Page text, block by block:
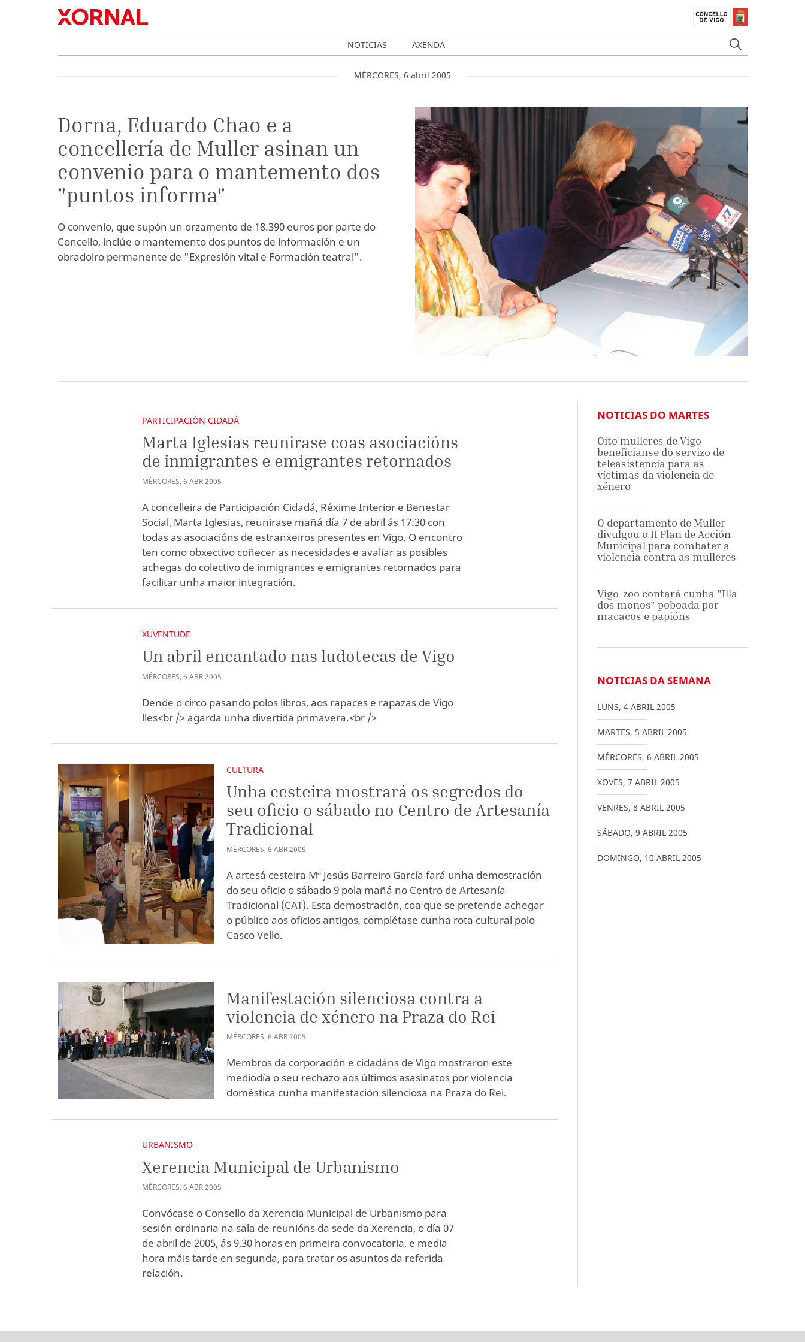
NOTICIAS AXENDA
MÉRCORES, 6 abril 2005
Dorna, Eduardo Chao e a
concellería de Muller asinan un
convenio para o mantemento dos
"puntos informa"
O convenio, que supón un orzamento de 18.390 euros por parte do
Concello, inclúe o mantemento dos puntos de información e un
obradoiro permanente de "Expresión vital e Formación teatral".
PARTICIPACIÓN CIDADÁ
Marta Iglesias reunirase coas asociacións
de inmigrantes e emigrantes retornados
MÉRCORES,6 ABR2005
A concelleira de Participación Cidadá, Réxime Interior e Benestar
Social, Marta Iglesias, reunirase mañá día 7 de abril ás 17:30 con
todas as asociacións de estranxeiros presentes en Vigo. O encontro
ten como obxectivo coñecer as necesidades e avaliar as posibles
achegas do colectivo de inmigrantes e emigrantes retornados para
facilitar unha maior integración.
XUVENTUDE
Un abril encantado nas ludotecas de Vigo
MÉRCORES,6 ABR2005
Dende o circo pasando polos libros, aos rapaces e rapazas de Vigo
lles<br /> agarda unha divertida primavera.<br />
CULTURA
Unha cesteira mostrará os segredos do
seu oficio o sábado no Centro de Artesanía
Tradicional
MÉRCORES,6 ABR2005
A artesá cesteira Mª Jesús Barreiro García fará unha demostración
do seu oficio o sábado 9 pola mañá no Centro de Artesanía
Tradicional (CAT). Esta demostración, coa que se pretende achegar
o público aos oficios antigos, complétase cunha rota cultural polo
Casco Vello.
Manifestación silenciosa contra a
violencia de xénero na Praza do Rei
MÉRCORES,6 ABR2005
Membros da corporación e cidadáns de Vigo mostraron este
mediodía o seu rechazo aos últimos asasinatos por violencia
doméstica cunha manifestación silenciosa na Praza do Rei.
URBANISMO
Xerencia Municipal de Urbanismo
MÉRCORES,6 ABR2005
Convócase o Consello da Xerencia Municipal de Urbanismo para
sesión ordinaria na sala de reunións da sede da Xerencia, o día 07
de abril de 2005, ás 9,30 horas en primeira convocatoria, e media
hora máis tarde en segunda, para tratar os asuntos da referida
relación.
NOTICIAS DO MARTES
Oito mulleres de Vigo
benefícianse do servizo de
teleasistencia para as
víctimas da violencia de
xénero
O departamento de Muller
divulgou o II Plan de Acción
Municipal para combater a
violencia contra as mulleres
Vigo-zoo contará cunha "Illa
dos monos" poboada por
macacos e papións
NOTICIAS DA SEMANA
LUNS, 4 ABRIL 2005
MARTES, 5 ABRIL 2005
MÉRCORES, 6 ABRIL 2005
XOVES, 7 ABRIL 2005
VENRES, 8 ABRIL 2005
SÁBADO, 9 ABRIL 2005
DOMINGO, 10 ABRIL 2005